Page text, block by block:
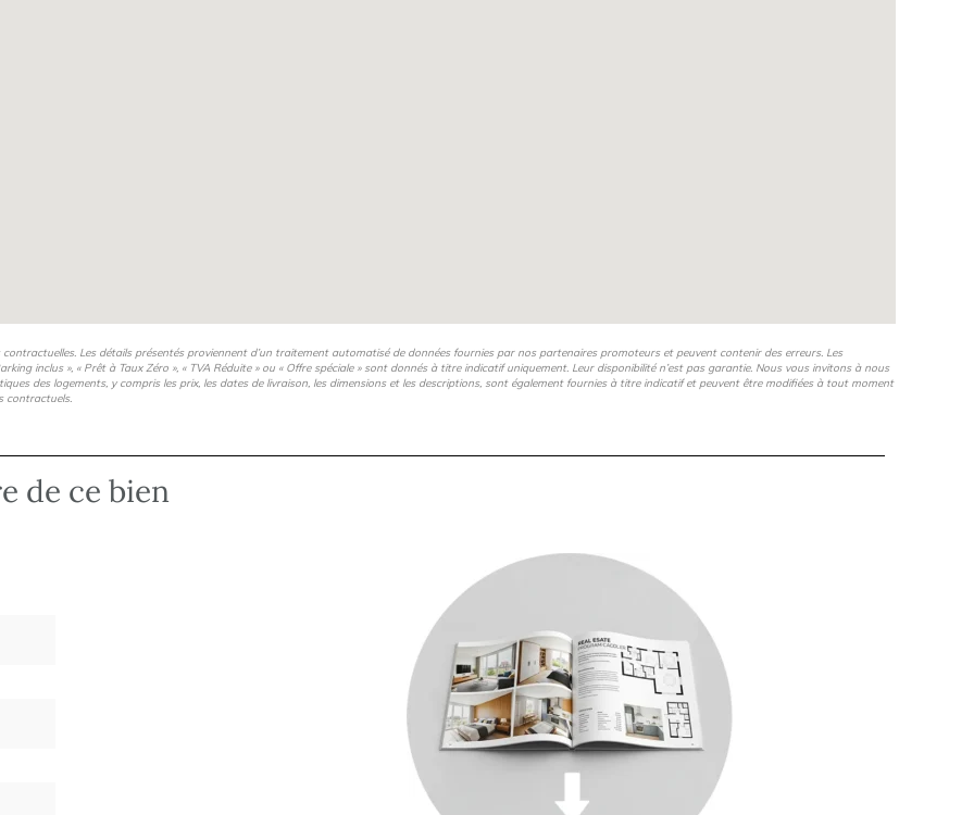
Les détails présentés proviennent d’un traitement automatisé de données fournies par nos partenaires promoteurs et peuvent contenir des erreurs. Les
inclus », « Prêt à Taux Zéro », « TVA Réduite » ou « Offre spéciale » sont donnés à titre indicatif uniquement. Leur disponibilité n’est pas garantie. Nous vous invitons à nous
des logements, y compris les prix, les dates de livraison, les dimensions et les descriptions, sont également fournies à titre indicatif et peuvent être modifiées à tout moment
contractuels.
de ce bien